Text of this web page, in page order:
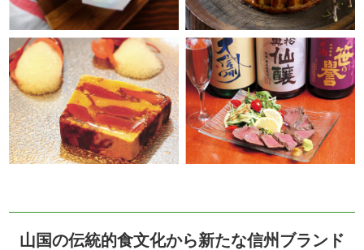
山国の伝統的食文化から新たな信州ブランド